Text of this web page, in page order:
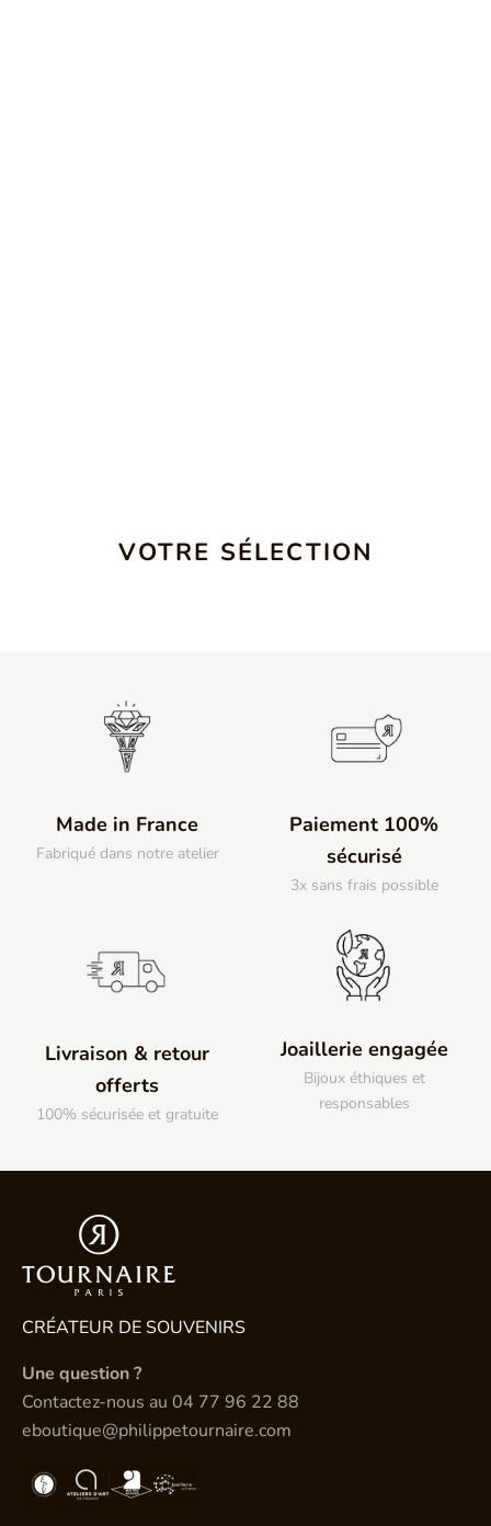
VOTRE SÉLECTION
Made in France
Fabriqué dans notre atelier
Paiement 100%
sécurisé
3x sans frais possible
Livraison & retour
offerts
100% sécurisée et gratuite
Joaillerie engagée
Bijoux éthiques et
responsables
CRÉATEUR DE SOUVENIRS
Une question ?
Contactez-nous au 04 77 96 22 88
eboutique@philippetournaire.com